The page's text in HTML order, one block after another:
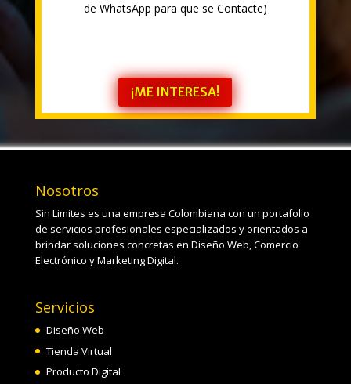
de WhatsApp para que se Contacte)
¡ME INTERESA!
Nosotros
Sin Limites es una empresa Colombiana con un portafolio
de servicios profesionales especializados y orientados a
brindar soluciones concretas en Diseño Web, Comercio
Electrónico y Marketing Digital.
Servicios
Diseño Web
Tienda Virtual
Producto Digital